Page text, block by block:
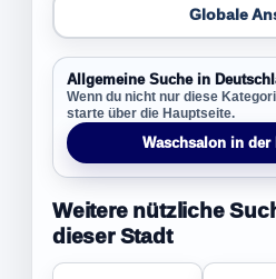
Globale
Allgemeine Suche in
Wenn du nicht nur diese
starte über die Hauptseite.
Waschsalon in der
Weitere nützliche
dieser Stadt